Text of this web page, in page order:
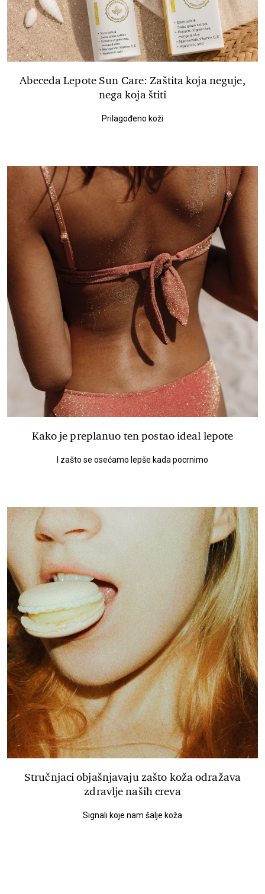
Abeceda Lepote Sun Care: Zaštita koja neguje,
nega koja štiti
Prilagođeno koži
Kako je preplanuo ten postao ideal lepote
I zašto se osećamo lepše kada pocrnimo
Stručnjaci objašnjavaju zašto koža odražava
zdravlje naših creva
Signali koje nam šalje koža